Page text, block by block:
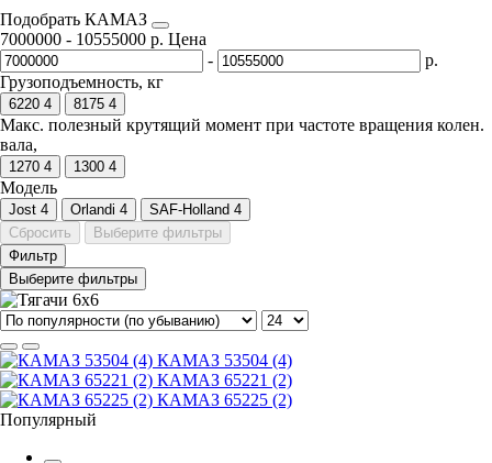
Подобрать КАМАЗ
7000000 - 10555000 р. Цена
-
р.
Грузоподъемность, кг
6220 4 8175 4
Макс. полезный крутящий момент при частоте вращения колен.
вала,
1270 4 1300 4
Модель
Jost 4 Orlandi 4 SAF-Holland 4
Сбросить
Выберите фильтры
Фильтр
Выберите фильтры
КАМАЗ 53504 (4)
КАМАЗ 65221 (2)
КАМАЗ 65225 (2)
Популярный